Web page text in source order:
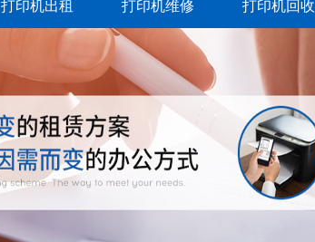
打印机出租 打印机维修 打印机回收